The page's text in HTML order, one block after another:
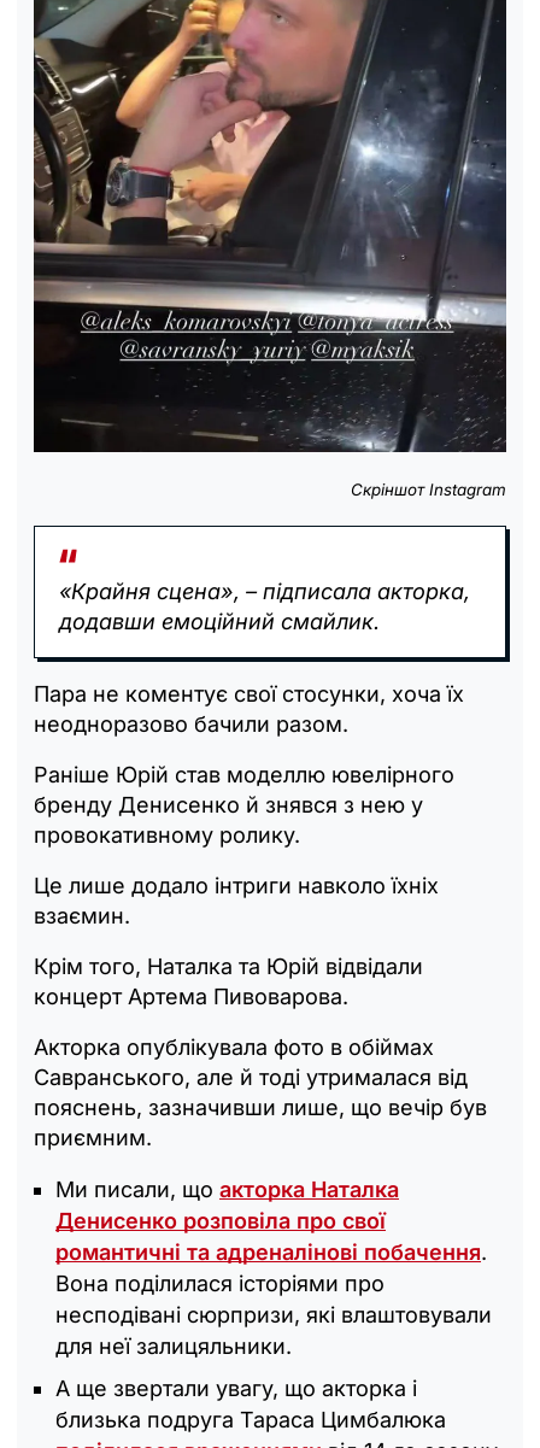
Скріншот Instagram
«Крайня сцена», – підписала акторка,
додавши емоційний смайлик.
Пара не коментує свої стосунки, хоча їх
неодноразово бачили разом.
Раніше Юрій став моделлю ювелірного
бренду Денисенко й знявся з нею у
провокативному ролику.
Це лише додало інтриги навколо їхніх
взаємин.
Крім того, Наталка та Юрій відвідали
концерт Артема Пивоварова.
Акторка опублікувала фото в обіймах
Савранського, але й тоді утрималася від
пояснень, зазначивши лише, що вечір був
приємним.
Ми писали, що акторка Наталка
Денисенко розповіла про свої
романтичні та адреналінові побачення.
Вона поділилася історіями про
несподівані сюрпризи, які влаштовували
для неї залицяльники.
А ще звертали увагу, що акторка і
близька подруга Тараса Цимбалюка